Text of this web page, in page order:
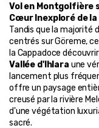
Vol en Montgolfière
Cœur Inexploré de
Tandis que la majorité
centrés sur Göreme,
la Cappadoce
Vallée d'Ihlara une
lancement plus
offre un paysage
creusé par la rivière
d'une végétation
sacré.